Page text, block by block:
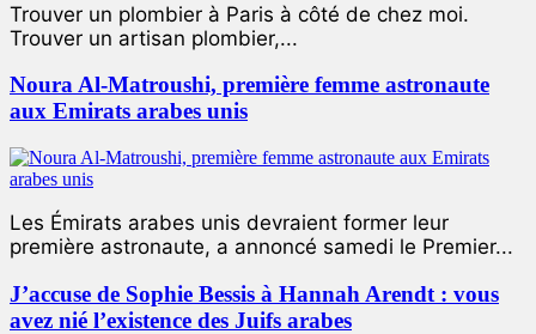
Trouver un plombier à Paris à côté de chez moi.
Trouver un artisan plombier,...
Noura Al-Matroushi, première femme astronaute
aux Emirats arabes unis
Les Émirats arabes unis devraient former leur
première astronaute, a annoncé samedi le Premier...
J’accuse de Sophie Bessis à Hannah Arendt : vous
avez nié l’existence des Juifs arabes